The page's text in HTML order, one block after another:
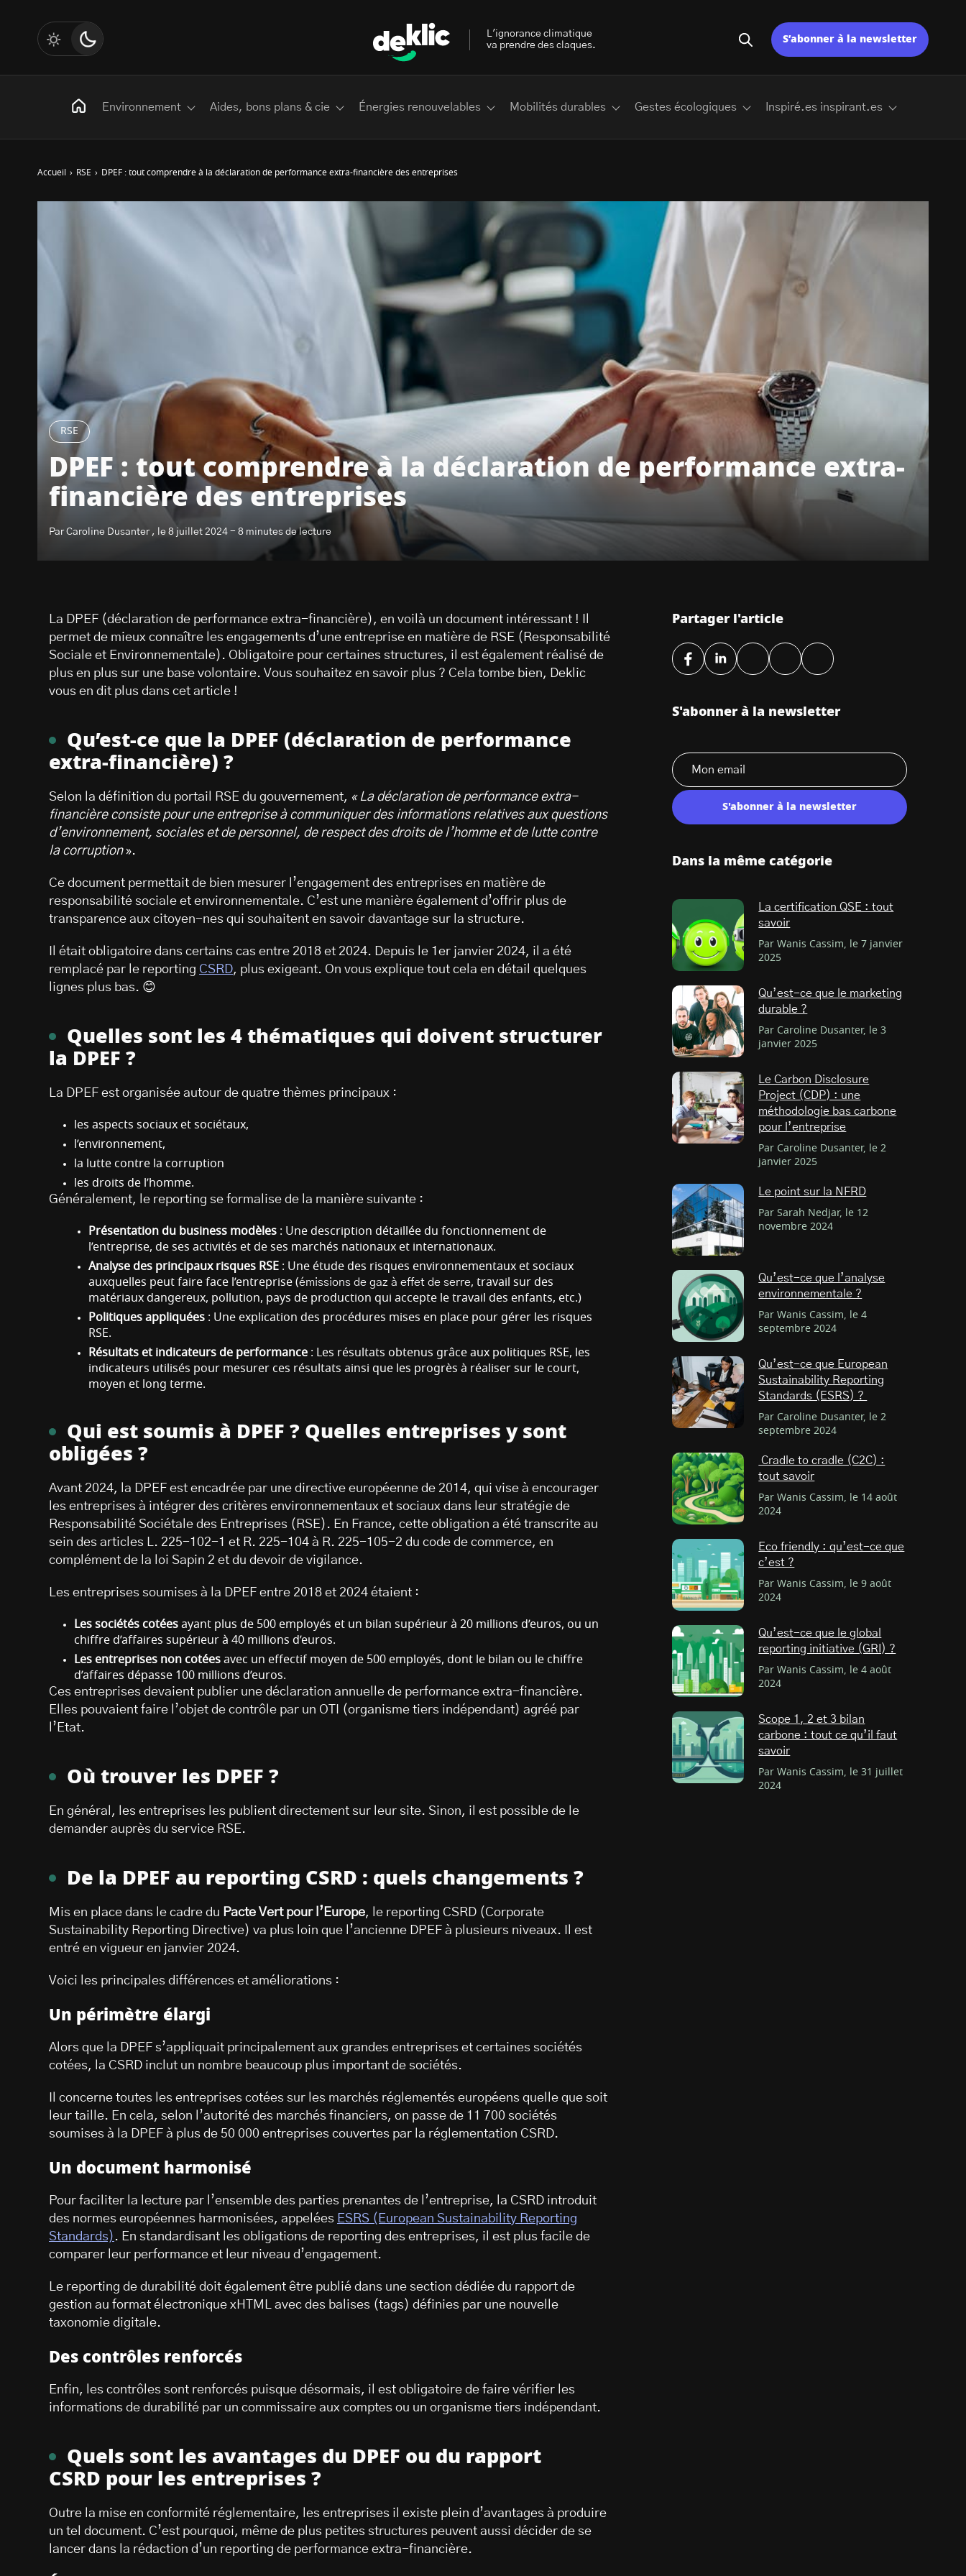
RSE
DPEF : tout comprendre à la déclaration de performance extra-
financière des entreprises
Par Caroline Dusanter , le 8 juillet 2024 - 8 minutes de lecture
Accueil › RSE › DPEF : tout comprendre à la déclaration de performance extra-financière des entreprises
La DPEF (déclaration de performance extra-financière), en voilà un document intéressant ! Il
permet de mieux connaître les engagements d’une entreprise en matière de RSE (Responsabilité
Sociale et Environnementale). Obligatoire pour certaines structures, il est également réalisé de
plus en plus sur une base volontaire. Vous souhaitez en savoir plus ? Cela tombe bien, Deklic
vous en dit plus dans cet article !
Qu’est-ce que la DPEF (déclaration de performance
extra-financière) ?
Selon la définition du portail RSE du gouvernement, « La déclaration de performance extra-
financière consiste pour une entreprise à communiquer des informations relatives aux questions
d’environnement, sociales et de personnel, de respect des droits de l’homme et de lutte contre
la corruption».
Ce document permettait de bien mesurer l’engagement des entreprises en matière de
responsabilité sociale et environnementale. C’est une manière également d’offrir plus de
transparence aux citoyen-nes qui souhaitent en savoir davantage sur la structure.
Il était obligatoire dans certains cas entre 2018 et 2024. Depuis le 1er janvier 2024, il a été
remplacé par le reporting CSRD, plus exigeant. On vous explique tout cela en détail quelques
lignes plus bas. 😊
Quelles sont les 4 thématiques qui doivent structurer
la DPEF ?
La DPEF est organisée autour de quatre thèmes principaux :
les aspects sociaux et sociétaux,
l’environnement,
la lutte contre la corruption
les droits de l’homme.
Généralement, le reporting se formalise de la manière suivante :
Présentation du business modèles : Une description détaillée du fonctionnement de
l’entreprise, de ses activités et de ses marchés nationaux et internationaux.
Analyse des principaux risques RSE : Une étude des risques environnementaux et sociaux
auxquelles peut faire face l’entreprise (émissions de gaz à effet de serre, travail sur des
matériaux dangereux, pollution, pays de production qui accepte le travail des enfants, etc.)
Politiques appliquées : Une explication des procédures mises en place pour gérer les risques
RSE.
Résultats et indicateurs de performance : Les résultats obtenus grâce aux politiques RSE, les
indicateurs utilisés pour mesurer ces résultats ainsi que les progrès à réaliser sur le court,
moyen et long terme.
Qui est soumis à DPEF ? Quelles entreprises y sont
obligées ?
Avant 2024, la DPEF est encadrée par une directive européenne de 2014, qui vise à encourager
les entreprises à intégrer des critères environnementaux et sociaux dans leur stratégie de
Responsabilité Sociétale des Entreprises (RSE). En France, cette obligation a été transcrite au
sein des articles L. 225-102-1 et R. 225-104 à R. 225-105-2 du code de commerce, en
complément de la loi Sapin 2 et du devoir de vigilance.
Les entreprises soumises à la DPEF entre 2018 et 2024 étaient :
Les sociétés cotées ayant plus de 500 employés et un bilan supérieur à 20 millions d’euros, ou un
chiffre d’affaires supérieur à 40 millions d’euros.
Les entreprises non cotées avec un effectif moyen de 500 employés, dont le bilan ou le chiffre
d’affaires dépasse 100 millions d’euros.
Ces entreprises devaient publier une déclaration annuelle de performance extra-financière.
Elles pouvaient faire l’objet de contrôle par un OTI (organisme tiers indépendant) agréé par
l’Etat.
Où trouver les DPEF ?
En général, les entreprises les publient directement sur leur site. Sinon, il est possible de le
demander auprès du service RSE.
De la DPEF au reporting CSRD : quels changements ?
Mis en place dans le cadre du Pacte Vert pour l’Europe, le reporting CSRD (Corporate
Sustainability Reporting Directive) va plus loin que l’ancienne DPEF à plusieurs niveaux. Il est
entré en vigueur en janvier 2024.
Voici les principales différences et améliorations :
Un périmètre élargi
Alors que la DPEF s’appliquait principalement aux grandes entreprises et certaines sociétés
cotées, la CSRD inclut un nombre beaucoup plus important de sociétés.
Il concerne toutes les entreprises cotées sur les marchés réglementés européens quelle que soit
leur taille. En cela, selon l’autorité des marchés financiers, on passe de 11 700 sociétés
soumises à la DPEF à plus de 50 000 entreprises couvertes par la réglementation CSRD.
Un document harmonisé
Pour faciliter la lecture par l’ensemble des parties prenantes de l’entreprise, la CSRD introduit
des normes européennes harmonisées, appelées ESRS (European Sustainability Reporting
Standards) . En standardisant les obligations de reporting des entreprises, il est plus facile de
comparer leur performance et leur niveau d’engagement.
Le reporting de durabilité doit également être publié dans une section dédiée du rapport de
gestion au format électronique xHTML avec des balises (tags) définies par une nouvelle
taxonomie digitale.
Des contrôles renforcés
Enfin, les contrôles sont renforcés puisque désormais, il est obligatoire de faire vérifier les
informations de durabilité par un commissaire aux comptes ou un organisme tiers indépendant.
Quels sont les avantages du DPEF ou du rapport
CSRD pour les entreprises ?
Outre la mise en conformité réglementaire, les entreprises il existe plein d’avantages à produire
un tel document. C’est pourquoi, même de plus petites structures peuvent aussi décider de se
lancer dans la rédaction d’un reporting de performance extra-financière.
Partager l'article
S'abonner à la newsletter
S'abonner à la newsletter
Dans la même catégorie
La certification QSE : tout
savoir
Par Wanis Cassim, le 7 janvier
2025
Qu’est-ce que le marketing
durable ?
Par Caroline Dusanter, le 3
janvier 2025
Le Carbon Disclosure
Project (CDP) : une
méthodologie bas carbone
pour l’entreprise
Par Caroline Dusanter, le 2
janvier 2025
Le point sur la NFRD
Par Sarah Nedjar, le 12
novembre 2024
Qu’est-ce que l’analyse
environnementale ?
Par Wanis Cassim, le 4
septembre 2024
Qu’est-ce que European
Sustainability Reporting
Standards (ESRS) ?
Par Caroline Dusanter, le 2
septembre 2024
Cradle to cradle (C2C) :
tout savoir
Par Wanis Cassim, le 14 août
2024
Eco friendly : qu’est-ce que
c’est ?
Par Wanis Cassim, le 9 août
2024
Qu’est-ce que le global
reporting initiative (GRI) ?
Par Wanis Cassim, le 4 août
2024
Scope 1, 2 et 3 bilan
carbone : tout ce qu’il faut
savoir
Par Wanis Cassim, le 31 juillet
2024
L'ignorance climatique
va prendre des claques.
S’abonner à la newsletter
Environnement Aides, bons plans & cie Énergies renouvelables Mobilités durables Gestes écologiques Inspiré.es inspirant.es
Les mots clés les plus recherchés sur Deklic
deklic kids interview Volte-face influenceur.se